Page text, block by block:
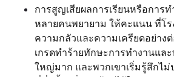
การสูญเสียผลการเรียนหรือการท
หลายคนพยายาม ให้คะแนน ที่โร
ความกลัวและความเครียดอย่าง
เกรดทำร้ายทักษะการทำงานแล
ใหญ่มาก และพวกเขาเริ่มรู้สึกไ